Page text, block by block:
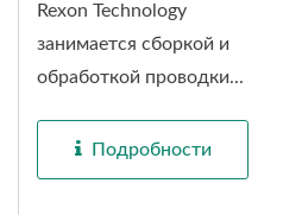
Rexon Technology
занимается сборкой и
обработкой проводки...
Подробности